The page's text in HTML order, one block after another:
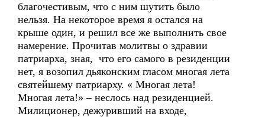
благочестивым, что с ним шутить было
нельзя. На некоторое время я остался на
крыше один, и решил все же выполнить свое
намерение. Прочитав молитвы о здравии
патриарха, зная, что его самого в резиденции
нет, я возопил дьяконским гласом многая лета
святейшему патриарху. « Многая лета!
Многая лета!» – неслось над резиденцией.
Милиционер, дежуривший на входе,